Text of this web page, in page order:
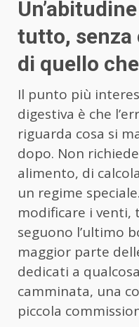
tutto, senza
di quello
Il punto più
digestiva è che
riguarda cosa si
dopo. Non
alimento, di
un regime
modificare i
seguono l’ultimo
maggior parte
dedicati a
camminata, una
piccola